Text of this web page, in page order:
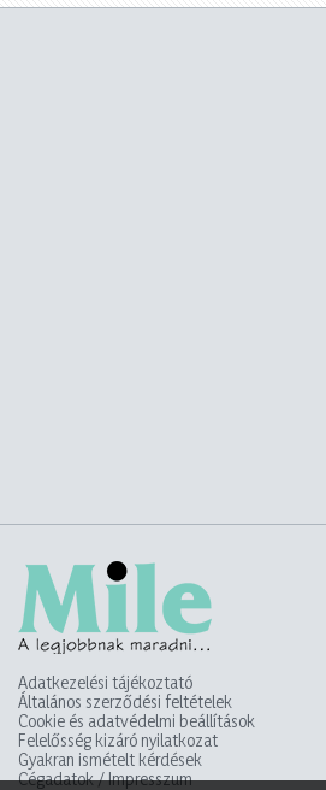
Adatkezelési tájékoztató
Általános szerződési feltételek
Cookie és adatvédelmi beállítások
Felelősség kizáró nyilatkozat
Gyakran ismételt kérdések
Cégadatok / Impresszum